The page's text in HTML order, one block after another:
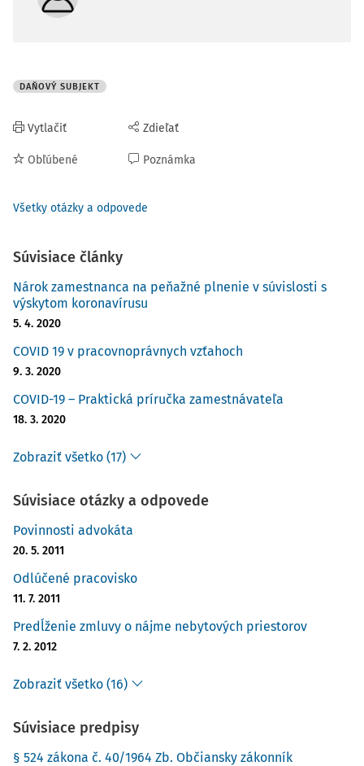
DAŇOVÝ SUBJEKT
Vytlačiť
Obľúbené
Zdieľať
Poznámka
Všetky otázky a odpovede
Súvisiace články
Nárok zamestnanca na peňažné plnenie v súvislosti s
výskytom koronavírusu
5. 4. 2020
COVID 19 v pracovnoprávnych vzťahoch
9. 3. 2020
COVID-19 – Praktická príručka zamestnávateľa
18. 3. 2020
Zobraziť všetko (17)
Súvisiace otázky a odpovede
Povinnosti advokáta
20. 5. 2011
Odlúčené pracovisko
11. 7. 2011
Predĺženie zmluvy o nájme nebytových priestorov
7. 2. 2012
Zobraziť všetko (16)
Súvisiace predpisy
§ 524 zákona č. 40/1964 Zb. Občiansky zákonník